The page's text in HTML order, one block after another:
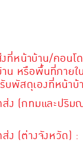
หน้าบ้าน/คอนโด
าน หรือพื้นที่ภาย
บพัสดุเองที่หน้าบ้
ส่ง (กทมและปริ
ส่ง (ต่างจังหวัด)